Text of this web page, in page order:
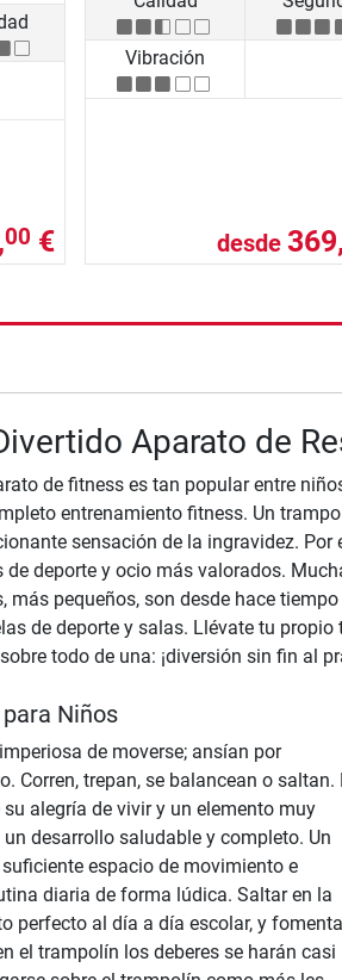
00 €
Vibración
desde
Aparato de
de fitness es tan popular entre
entrenamiento fitness. Un
sensación de la ingravidez.
de deporte y ocio más valorados.
más pequeños, son desde hace
de deporte y salas. Llévate tu
todo de una: ¡diversión sin fin al
Niños
de moverse; ansían por
Corren, trepan, se balancean o saltan.
alegría de vivir y un elemento muy
desarrollo saludable y completo. Un
espacio de movimiento e
diaria de forma lúdica. Saltar en la
perfecto al día a día escolar, y
el trampolín los deberes se harán casi